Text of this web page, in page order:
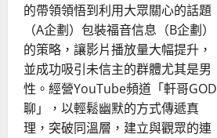
的帶領領悟到利用大眾關心的話題
（A企劃）包裝福音信息（B企劃）
的策略，讓影片播放量大幅提升，
並成功吸引未信主的群體尤其是男
性。經營YouTube頻道「軒哥GOD
聊」，以輕鬆幽默的方式傳遞真
理，突破同溫層，建立與觀眾的連